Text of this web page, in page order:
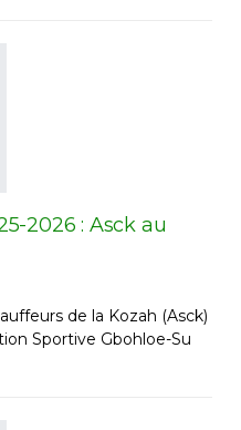
2026 : Asck au
de la Kozah (Asck)
Sportive Gbohloe-Su